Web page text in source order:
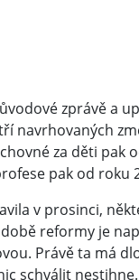
zprávě a
navrhovaných
za děti pak
pak od roku
v prosinci,
reformy je
Právě ta má
schválit